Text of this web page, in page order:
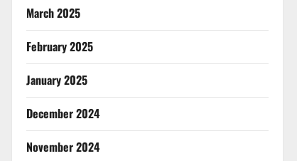
March 2025
February 2025
January 2025
December 2024
November 2024